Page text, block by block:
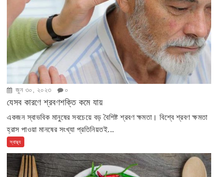
জুন ৩০, ২০২৩ ০
যেসব কারণে শ্রবণশক্তি কমে যায়
একজন স্বাভবিক মানুষের সবচেয়ে বড় বৈশিষ্ট শ্রবণ ক্ষমতা। বিশ্বে শ্রবণ ক্ষমতা
হ্রাস পাওয়া মানষের সংখ্যা প্রতিনিয়তই...
স্বাস্থ্য